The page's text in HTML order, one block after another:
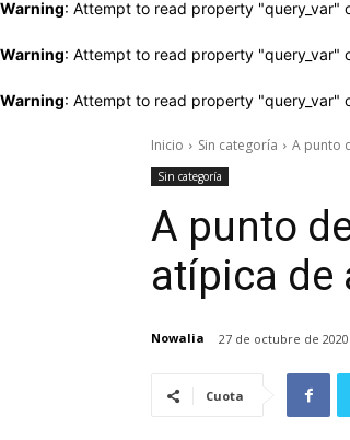
Warning: Attempt to read property "query_var"
Warning: Attempt to read property "query_var"
Warning: Attempt to read property "query_var"
Inicio Sin categoría A punto
Sin categoría
A punto
atípica de
Nowalia 27 de octubre de 2020
Cuota